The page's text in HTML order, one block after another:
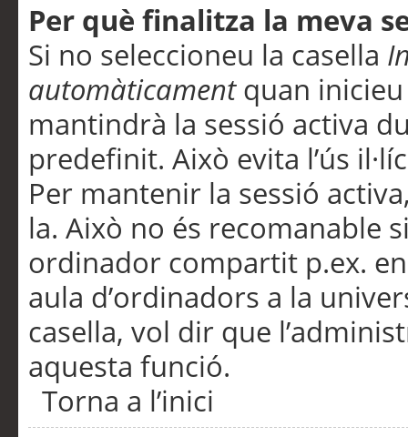
Per què finalitza la meva
Si no seleccioneu la casella
automàticamentquan inicieu
mantindrà la sessió activa
predefinit. Això evita l’ús
Per mantenir la sessió
la. Això no és recomanable
ordinador compartit p.ex.
aula d’ordinadors a la
casella, vol dir que
aquesta funció.
Torna a l’inici